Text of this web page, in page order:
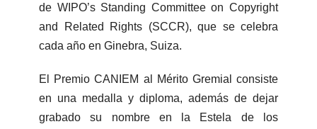
de WIPO’s Standing Committee on Copyright
and Related Rights (SCCR), que se celebra
cada año en Ginebra, Suiza.
El Premio CANIEM al Mérito Gremial consiste
en una medalla y diploma, además de dejar
grabado su nombre en la Estela de los